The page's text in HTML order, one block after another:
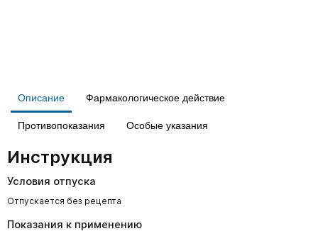
Описание Фармакологическое действие
Противопоказания Особые указания
Инструкция
Условия отпуска
Отпускается без рецепта
Показания к применению